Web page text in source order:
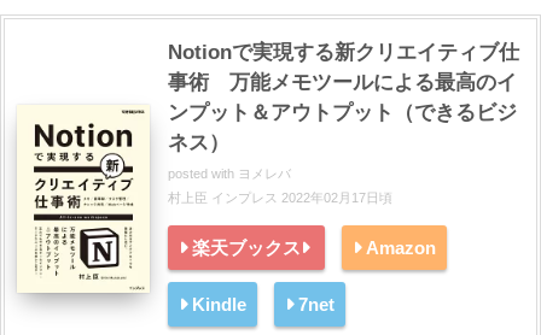
Notionで実現する新クリエイティブ仕
事術 万能メモツールによる最高のイ
ンプット＆アウトプット（できるビジ
ネス）
posted with ヨメレバ
村上臣 インプレス 2022年02月17日頃
楽天ブックス Amazon
Kindle 7net